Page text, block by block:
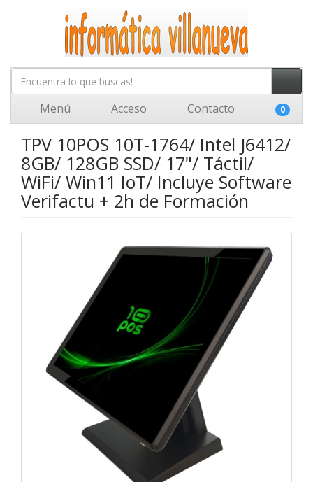
Menú Acceso Contacto 0
TPV 10POS 10T-1764/ Intel J6412/
8GB/ 128GB SSD/ 17"/ Táctil/
WiFi/ Win11 IoT/ Incluye Software
Verifactu + 2h de Formación